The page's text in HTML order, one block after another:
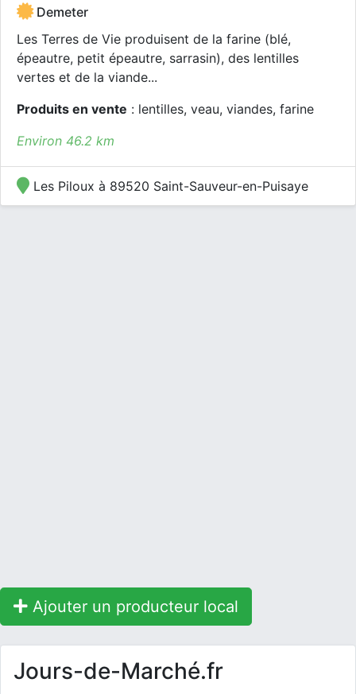
Demeter
Les Terres de Vie produisent de la farine (blé,
épeautre, petit épeautre, sarrasin), des lentilles
vertes et de la viande...
Produits en vente : lentilles, veau, viandes, farine
Environ 46.2 km
Les Piloux à 89520 Saint-Sauveur-en-Puisaye
Ajouter un producteur local
Jours-de-Marché.fr